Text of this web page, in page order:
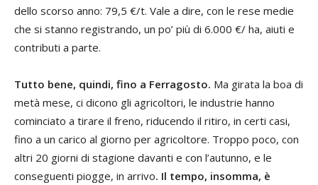
dello scorso anno: 79,5 €/t. Vale a dire, con le rese medie
che si stanno registrando, un po’ più di 6.000 €/ ha, aiuti e
contributi a parte.
Tutto bene, quindi, fino a Ferragosto. Ma girata la boa di
metà mese, ci dicono gli agricoltori, le industrie hanno
cominciato a tirare il freno, riducendo il ritiro, in certi casi,
fino a un carico al giorno per agricoltore. Troppo poco, con
altri 20 giorni di stagione davanti e con l’autunno, e le
conseguenti piogge, in arrivo. Il tempo, insomma, è